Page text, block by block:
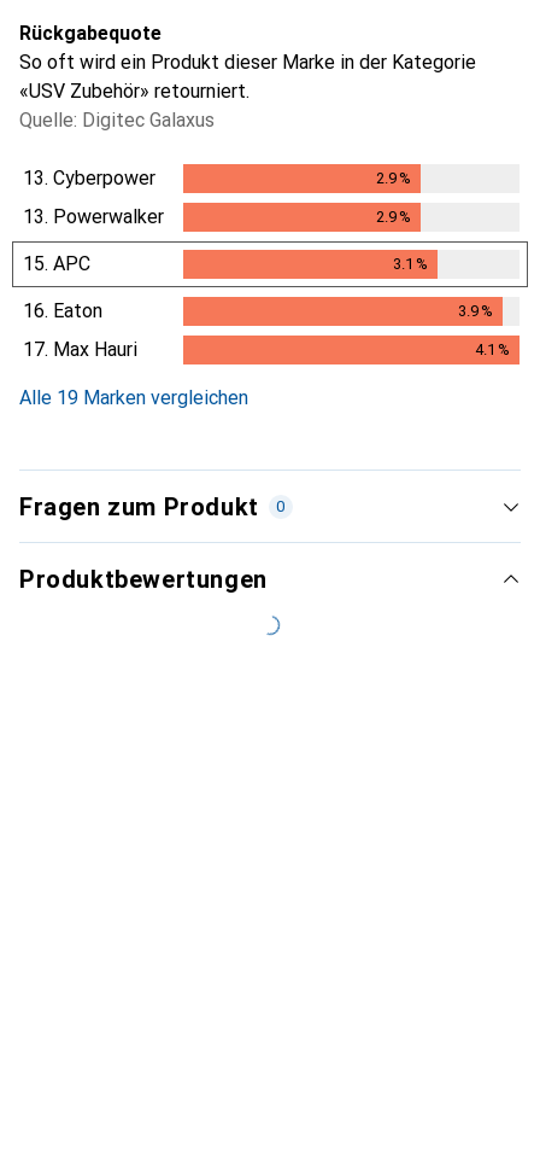
Rückgabequote
So oft wird ein Produkt dieser Marke in der Kategorie
«USV Zubehör» retourniert.
Quelle: Digitec Galaxus
13. Cyberpower 2.9%
13. Powerwalker 2.9%
15. APC 3.1 %
16. Eaton 3.9%
3.9%
17. Max Hauri 4.1 %
Alle 19 Marken vergleichen
Fragen zum Produkt 0
Produktbewertungen